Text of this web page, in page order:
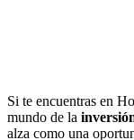
Si te encuentras en
mundo de la
alza como una